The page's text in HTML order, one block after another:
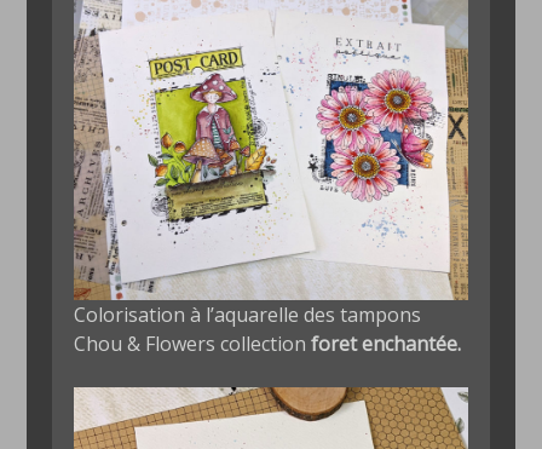
Colorisation à l’aquarelle des tampons
Chou & Flowers collection foret enchantée.